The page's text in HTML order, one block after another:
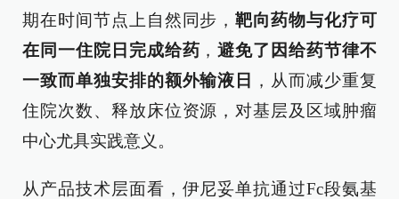
期在时间节点上自然同步，靶向药物与化疗可
在同一住院日完成给药 ，避免了因给药节律不
一致而单独安排的额外输液日
，从而减少重复
住院次数、释放床位资源，对基层及区域肿瘤
中心尤具实践意义。
从产品技术层面看，伊尼妥单抗通过Fc段氨基